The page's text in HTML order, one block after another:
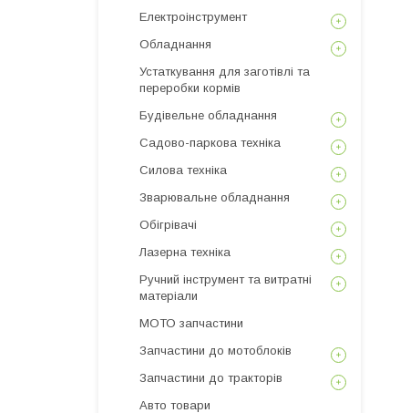
Електроінструмент
Обладнання
Устаткування для заготівлі та
переробки кормів
Будівельне обладнання
Садово-паркова техніка
Силова техніка
Зварювальне обладнання
Обігрівачі
Лазерна техніка
Ручний інструмент та витратні
матеріали
МОТО запчастини
Запчастини до мотоблоків
Запчастини до тракторів
Авто товари